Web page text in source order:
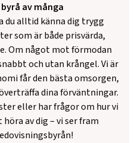
av många
du alltid känna dig trygg
som är både prisvärda,
Om något mot förmodan
och utan krångel. Vi är
får den bästa omsorgen,
dina förväntningar.
eller har frågor om hur vi
av dig – vi ser fram